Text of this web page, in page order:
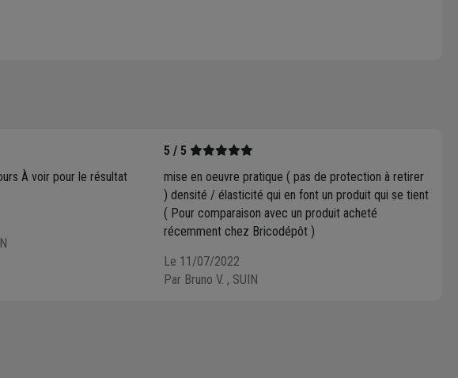
À voir pour le résultat
5 / 5
mise en oeuvre pratique ( pas de protection à retirer
) densité / élasticité qui en font un produit qui se tient
( Pour comparaison avec un produit acheté
récemment chez Bricodépôt )
Le 11/07/2022
Par Bruno V. , SUIN